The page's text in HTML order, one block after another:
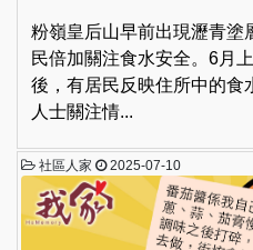
粉嶺皇后山早前出現瀝青塗
民倍加關注食水安全。6月
後，有居民反映住所中的食
人士關注情...
社區人家 2025-07-10